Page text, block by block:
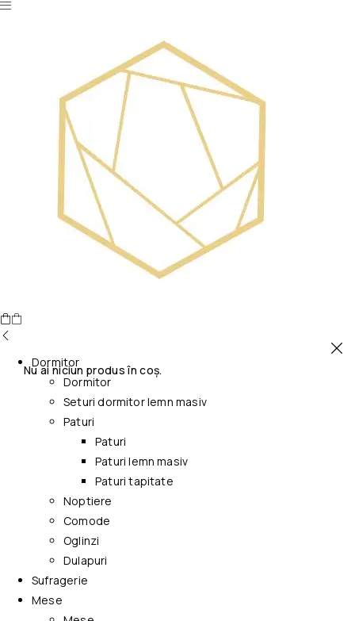
Nu ai niciun produs în coș.
Dormitor
Dormitor
Seturi dormitor lemn masiv
Paturi
Paturi
Paturi lemn masiv
Paturi tapitate
Noptiere
Comode
Oglinzi
Dulapuri
Sufragerie
Mese